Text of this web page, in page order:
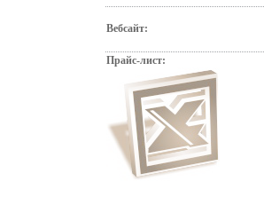
Вебсайт:
Прайс-лист: